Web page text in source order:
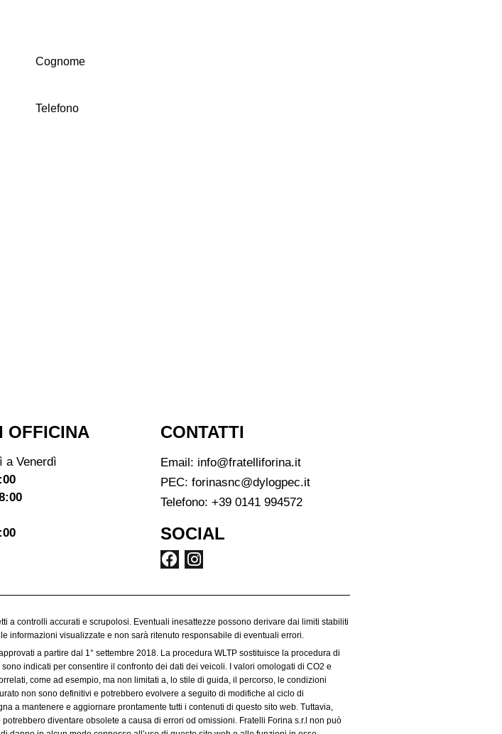
OFFICINA
a Venerdì
CONTATTI
Email: info@fratelliforina.it
PEC: forinasnc@dylogpec.it
Telefono: +39 0141 994572
SOCIAL
a controlli accurati e scrupolosi. Eventuali inesattezze possono derivare dai limiti stabiliti
informazioni visualizzate e non sarà ritenuto responsabile di eventuali errori.
a partire dal 1° settembre 2018. La procedura WLTP sostituisce la procedura di
indicati per consentire il confronto dei dati dei veicoli. I valori omologati di CO2 e
come ad esempio, ma non limitati a, lo stile di guida, il percorso, le condizioni
non sono definitivi e potrebbero evolvere a seguito di modifiche al ciclo di
a mantenere e aggiornare prontamente tutti i contenuti di questo sito web. Tuttavia,
diventare obsolete a causa di errori od omissioni. Fratelli Forina s.r.l non può